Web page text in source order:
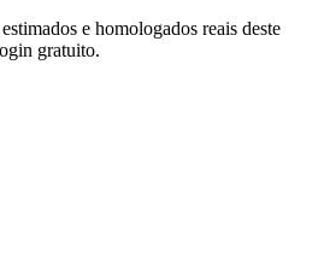
e homologados reais deste
gratuito.